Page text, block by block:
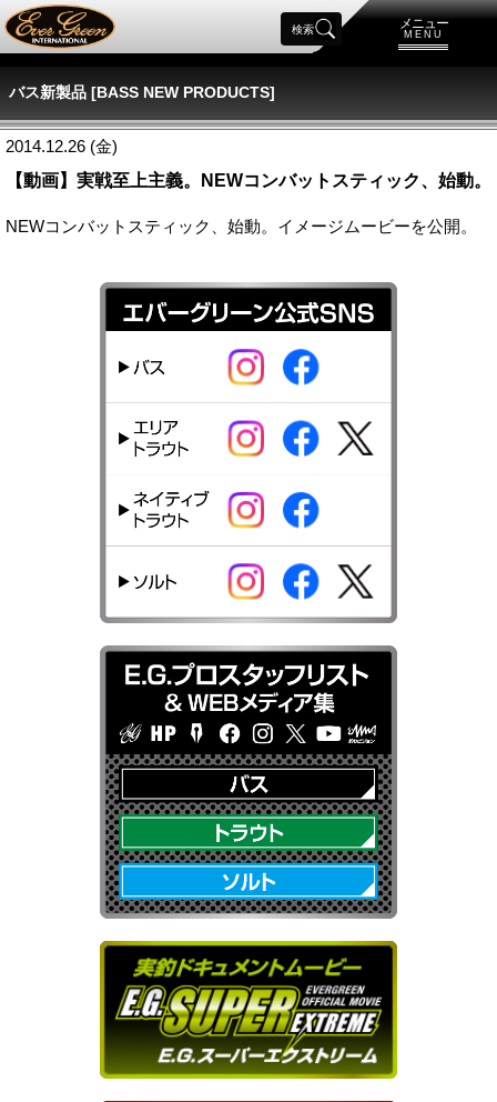
メニュー
MENU
検索
バス新製品 [BASS NEW PRODUCTS]
2014.12.26 (金)
【動画】実戦至上主義。NEWコンバットスティック、始動。
NEWコンバットスティック、始動。イメージムービーを公開。